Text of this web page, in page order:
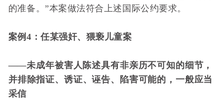
的准备。”本案做法符合上述国际公约要求。
案例4：任某强奸、猥亵儿童案
——未成年被害人陈述具有非亲历不可知的细节，
并排除指证、诱证、诬告、陷害可能的，一般应当
采信